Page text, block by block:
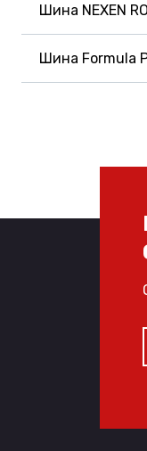
Шина NEXEN
Шина Formula